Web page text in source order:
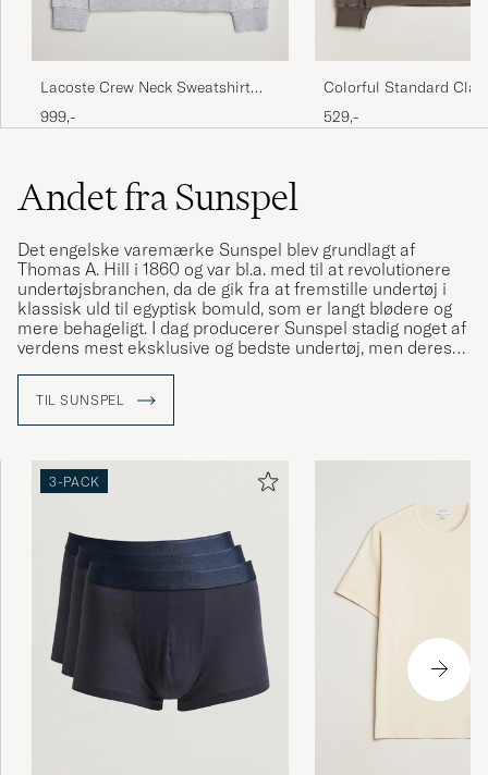
Lacoste Crew Neck Sweatshirt
Silver Chine
999,-
Colorful Standard
Crew Neck Sweat Fade
529,-
Andet fra Sunspel
Det engelske varemærke Sunspel blev grundlagt af
Thomas A. Hill i 1860 og var bl.a. med til at revolutionere
undertøjsbranchen, da de gik fra at fremstille undertøj i
klassisk uld til egyptisk bomuld, som er langt blødere og
mere behageligt. I dag producerer Sunspel stadig noget af
verdens mest eksklusive og bedste undertøj, men deres
kategorien "hverdagsluksus".
TIL SUNSPEL
3-PACK